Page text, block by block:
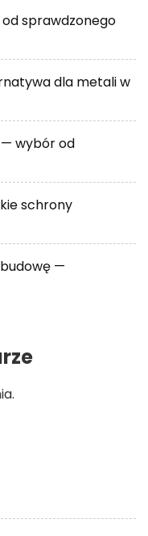
sprawdzonego
dla metali w
wybór od
schrony
—